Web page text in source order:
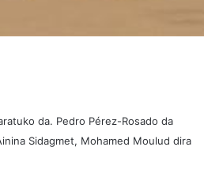
da. Pedro Pérez-Rosado da
Sidagmet, Mohamed Moulud dira